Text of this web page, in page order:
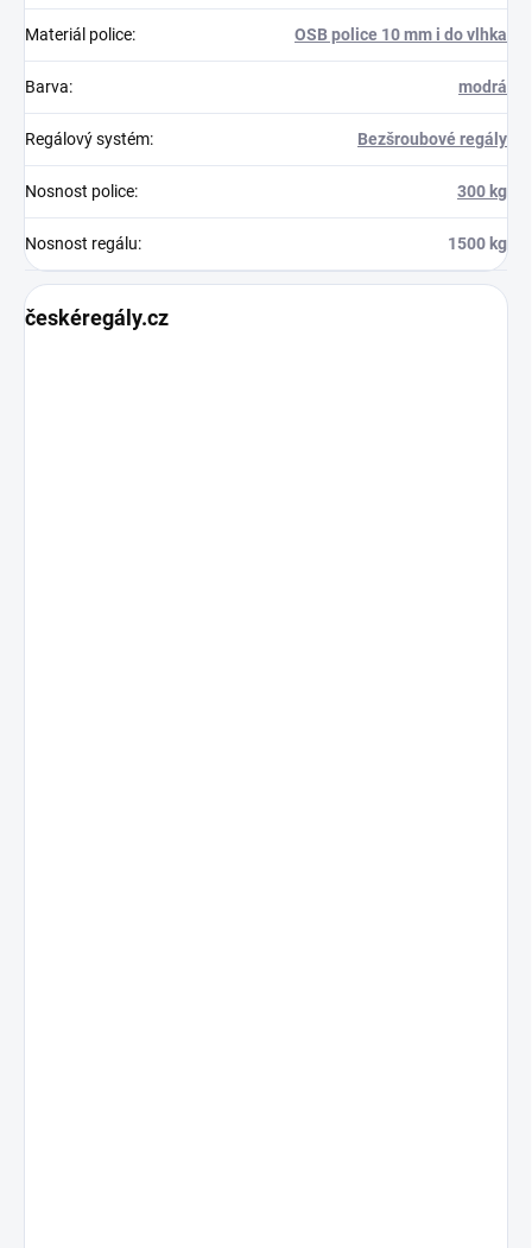
Materiál police: OSB police 10 mm i do vlhka
Barva: modrá
Regálový systém: Bezšroubové regály
Nosnost police: 300 kg
Nosnost regálu: 1500 kg
českéregály.cz